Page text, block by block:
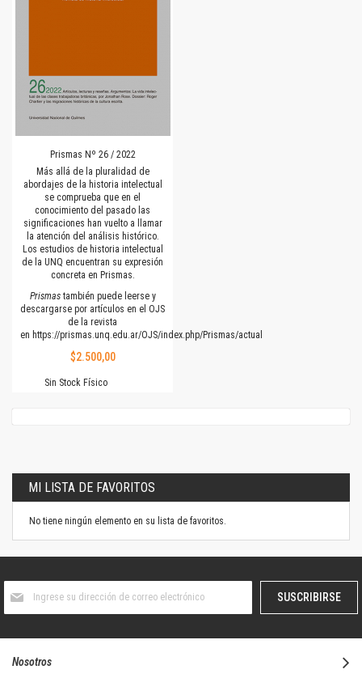
Prismas Nº 26 / 2022
Más allá de la pluralidad de
abordajes de la historia intelectual
se comprueba que en el
conocimiento del pasado las
significaciones han vuelto a llamar
la atención del análisis histórico.
Los estudios de historia intelectual
de la UNQ encuentran su expresión
concreta en Prismas.
Prismas también puede leerse y
descargarse por artículos en el OJS
de la revista
en https://prismas.unq.edu.ar/OJS/index.php/Prismas/actual
$2.500,00
Sin Stock Físico
MI LISTA DE FAVORITOS
No tiene ningún elemento en su lista de favoritos.
boletín
SUSCRIBIRSE
Nosotros